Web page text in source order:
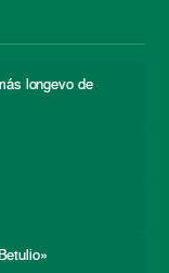
longevo de